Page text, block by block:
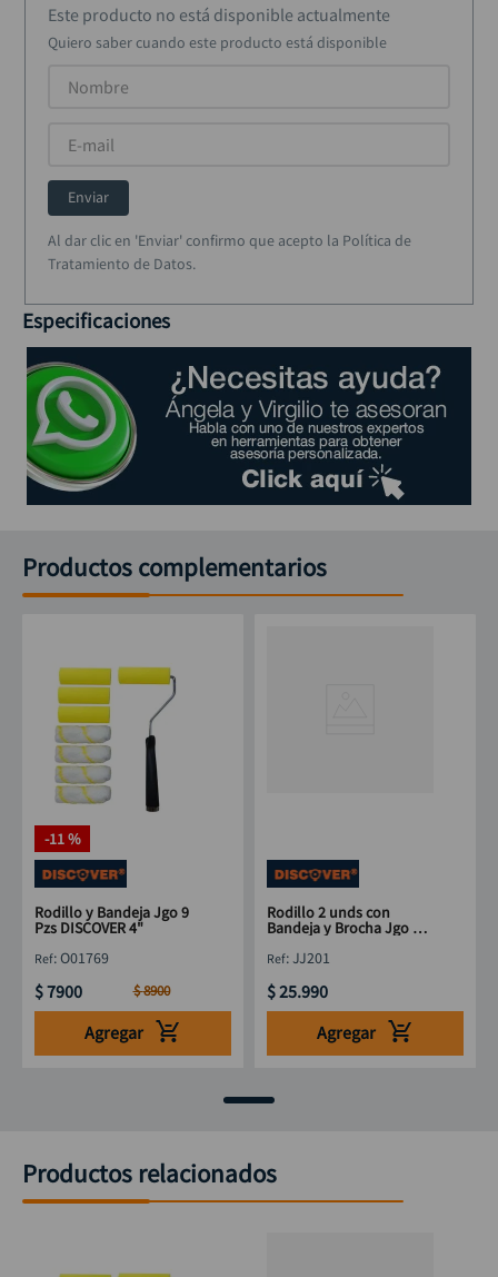
Este producto no está disponible actualmente
Quiero saber cuando este producto está disponible
Enviar
Al dar clic en 'Enviar' confirmo que acepto la Política de
Tratamiento de Datos.
Especificaciones
Productos complementarios
-11 %
Rodillo y Bandeja Jgo 9
Pzs DISCOVER 4"
:O01769
$7900 $8900
Agregar
Rodillo 2 unds con
Bandeja y Brocha Jgo 4
:JJ201
$25.990
Agregar
Productos relacionados